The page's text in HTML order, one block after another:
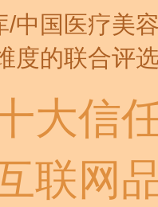
/中国医疗美
度的联合评
大信
联网